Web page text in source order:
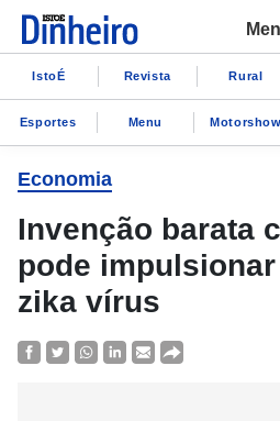
IstoÉ Revista Rural
Esportes Menu Motorshow
Economia
Invenção barata
pode
zika vírus